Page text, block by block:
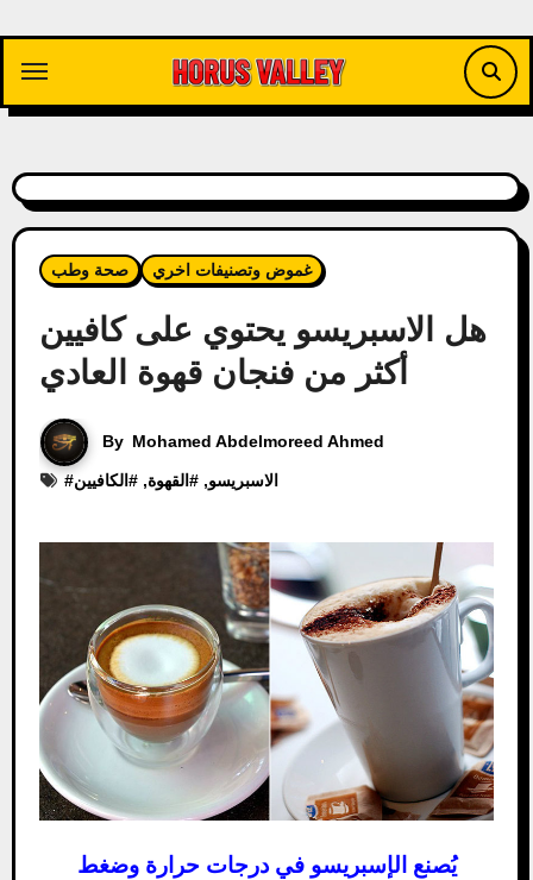
content
صحة وطب غموض وتصنيفات اخري
هل الاسبريسو يحتوي على كافيين
أكثر من فنجان قهوة العادي
By Mohamed Abdelmoreed Ahmed
# الاسبريسو, # القهوة, # الكافيين
يُصنع الإسبريسو في درجات حرارة وضغط